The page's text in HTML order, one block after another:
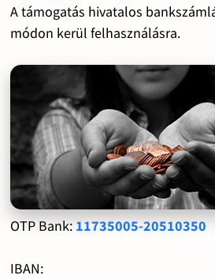
A támogatás hivatalos
módon kerül felhasználásra.
OTP Bank: 11735005-20510350
IBAN: